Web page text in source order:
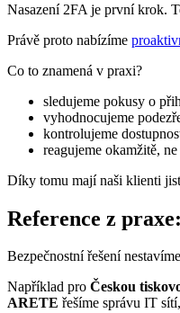
Nasazení 2FA je první krok.
Právě proto nabízíme
Co to znamená v praxi?
sledujeme pokusy o
vyhodnocujeme
kontrolujeme
reagujeme okamžitě,
Díky tomu mají naši klienti
Reference z
Bezpečnostní řešení
Například pro Českou
ARETE řešíme správu IT